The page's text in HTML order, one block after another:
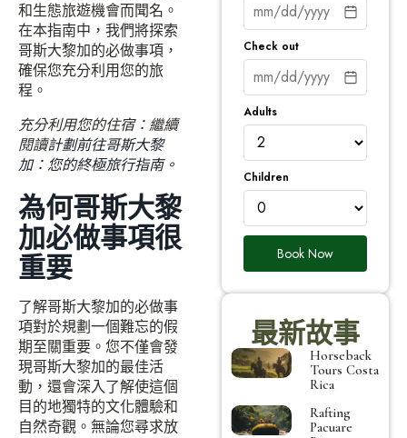
和生態旅遊機會而聞名。
在本指南中，我們將探索
哥斯大黎加的必做事項，
確保您充分利用您的旅
程。
充分利用您的住宿：繼續
閱讀計劃前往哥斯大黎
加：您的終極旅行指南。
為何哥斯大黎
加必做事項很
重要
了解哥斯大黎加的必做事
項對於規劃一個難忘的假
期至關重要。您不僅會發
現哥斯大黎加的最佳活
動，還會深入了解使這個
目的地獨特的文化體驗和
自然奇觀。無論您尋求放
Check out
Adults
Children
Book Now
最新故事
Horseback
Tours Costa
Rica
Rafting
Pacuare